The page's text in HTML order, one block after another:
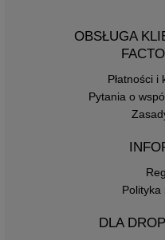
OBSŁUGA
Płatności i
Pytania o
Polityka
DLA